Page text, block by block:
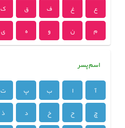
ع
غ ف ق ک
م
ن و ه ی
اسم پسر
آ ا ب پ ت
چ
ح خ د ذ